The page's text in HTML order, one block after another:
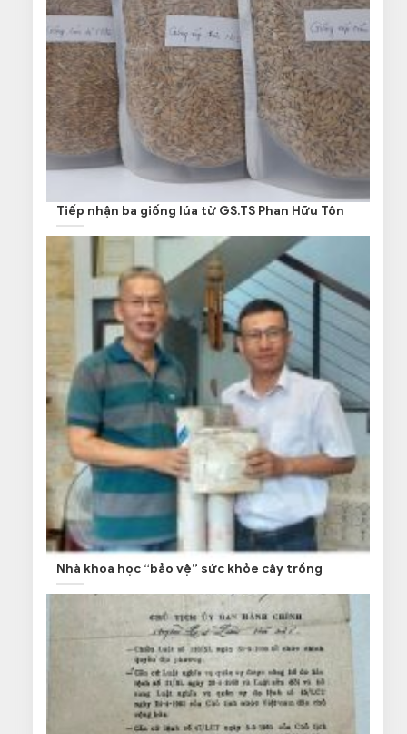
Tiếp nhận ba giống lúa từ GS.TS Phan Hữu Tôn
Nhà khoa học “bảo vệ” sức khỏe cây trồng